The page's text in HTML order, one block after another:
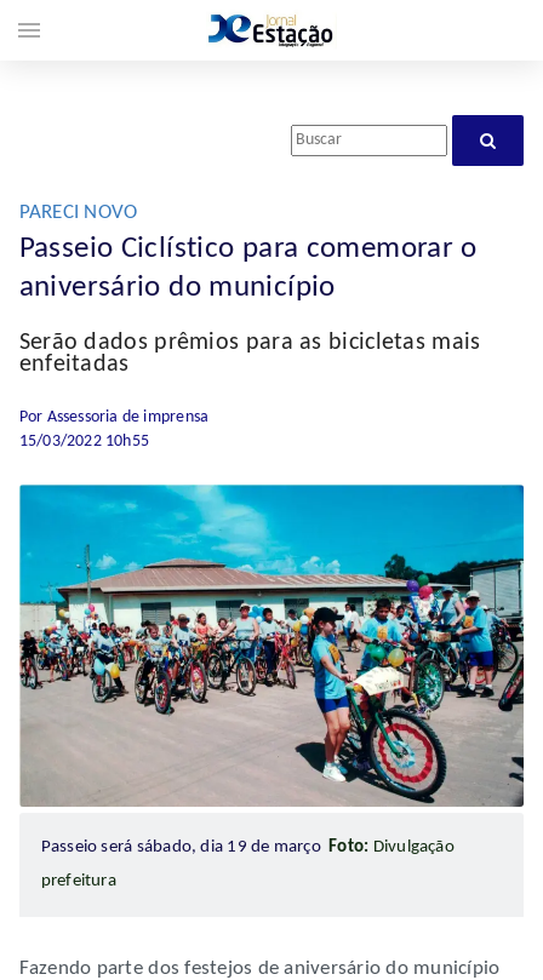
PARECI NOVO
Passeio Ciclístico para comemorar o
aniversário do município
Serão dados prêmios para as bicicletas mais
enfeitadas
Por Assessoria de imprensa
15/03/2022 10h55
Passeio será sábado, dia 19 de março Foto: Divulgação
prefeitura
Fazendo parte dos festejos de aniversário do município
menu